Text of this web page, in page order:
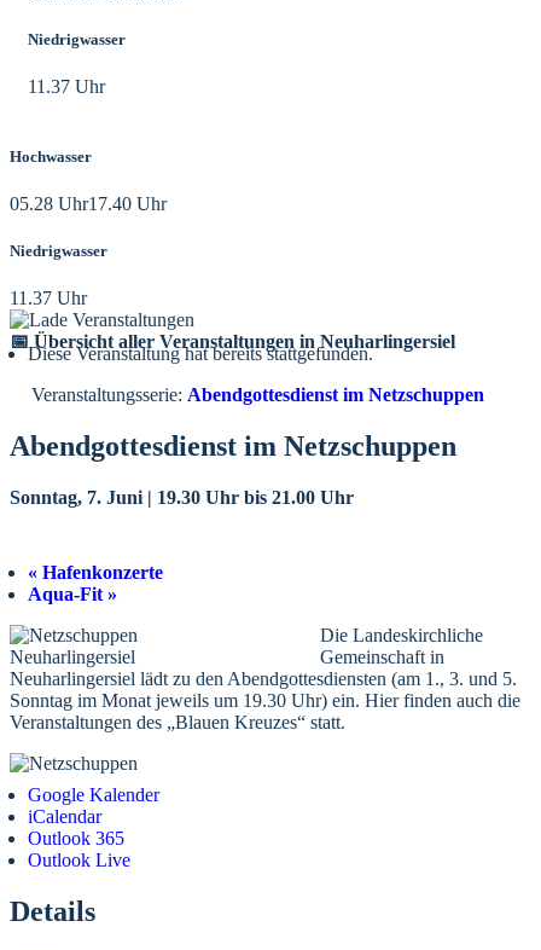
Niedrigwasser
11.37 Uhr
Hochwasser
05.28 Uhr17.40 Uhr
Niedrigwasser
11.37 Uhr
📅 Übersicht aller Veranstaltungen in Neuharlingersiel
Diese Veranstaltung hat bereits stattgefunden.
Veranstaltungsserie: Abendgottesdienst im Netzschuppen
Abendgottesdienst im Netzschuppen
Sonntag, 7. Juni | 19.30 Uhr bis 21.00 Uhr
« Hafenkonzerte
Aqua-Fit »
Die Landeskirchliche
Gemeinschaft in
Neuharlingersiel lädt zu den Abendgottesdiensten (am 1., 3. und 5.
Sonntag im Monat jeweils um 19.30 Uhr) ein. Hier finden auch die
Veranstaltungen des „Blauen Kreuzes“ statt.
Google Kalender
iCalendar
Outlook 365
Outlook Live
Details